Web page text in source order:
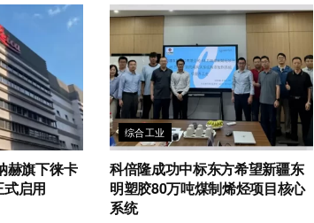
赫旗下徕卡
启用
综合工业
科倍隆成功中标东方希望新疆东
明塑胶80万吨煤制烯烃项目核心
系统